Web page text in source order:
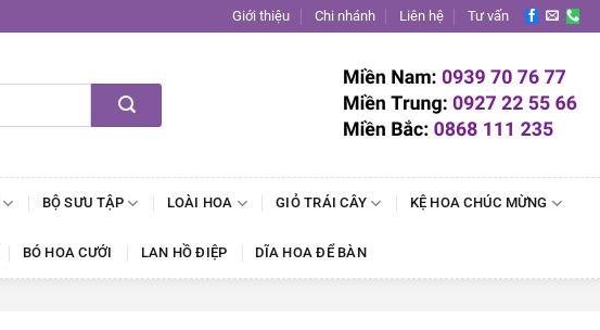
Giới thiệu Chi nhánh Liên hệ Tư vấn
BỘ SƯU TẬP LOÀI HOA GIỎ TRÁI CÂY KỆ HOA CHÚC MỪNG
BÓ HOA CƯỚI LAN HỒ ĐIỆP DĨA HOA ĐỂ BÀN